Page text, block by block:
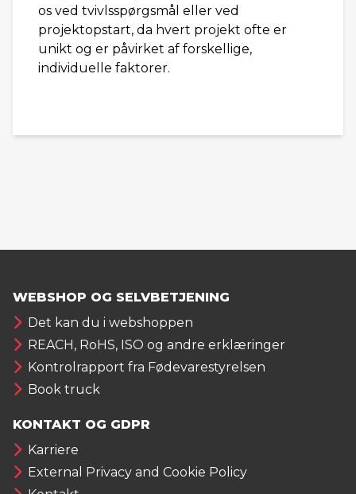
os ved tvivlsspørgsmål eller ved
projektopstart, da hvert projekt ofte er
unikt og er påvirket af forskellige,
individuelle faktorer.
WEBSHOP OG SELVBETJENING
Det kan du i webshoppen
REACH, RoHS, ISO og andre erklæringer
Kontrolrapport fra Fødevarestyrelsen
Book truck
KONTAKT OG GDPR
Karriere
External Privacy and Cookie Policy